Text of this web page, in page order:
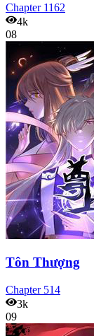
Chapter 1162
4k
08
Tôn Thượng
Chapter 514
3k
09